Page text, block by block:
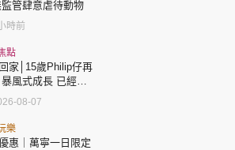
管肆意虐待動物
時前
點
家│15歲Philip仔再
式成長 已經高
太」樊亦敏！
08-07
樂
惠｜萬寧一日限定